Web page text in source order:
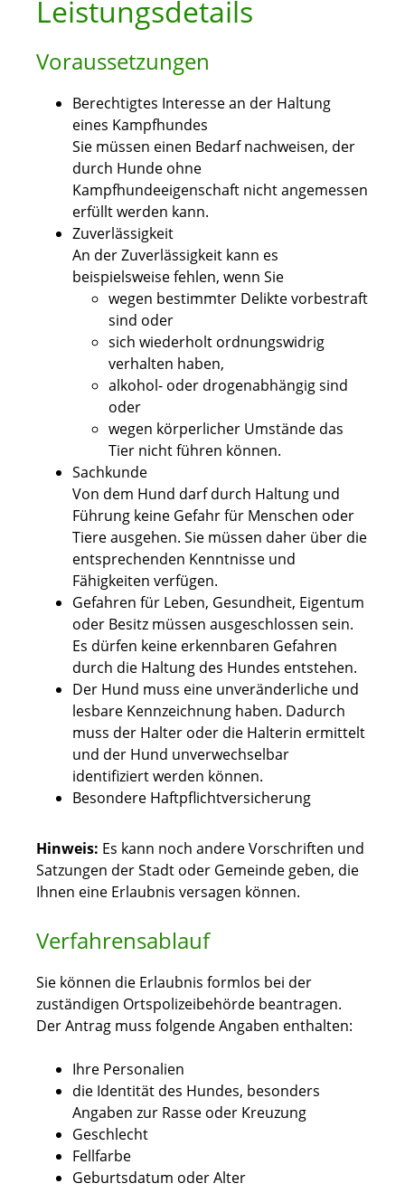
Leistungsdetails
Voraussetzungen
Berechtigtes Interesse an der Haltung
eines Kampfhundes
Sie müssen einen Bedarf nachweisen, der
durch Hunde ohne
Kampfhundeeigenschaft nicht angemessen
erfüllt werden kann.
Zuverlässigkeit
An der Zuverlässigkeit kann es
beispielsweise fehlen, wenn Sie
wegen bestimmter Delikte vorbestraft
sind oder
sich wiederholt ordnungswidrig
verhalten haben,
alkohol- oder drogenabhängig sind
oder
wegen körperlicher Umstände das
Tier nicht führen können.
Sachkunde
Von dem Hund darf durch Haltung und
Führung keine Gefahr für Menschen oder
Tiere ausgehen. Sie müssen daher über die
entsprechenden Kenntnisse und
Fähigkeiten verfügen.
Gefahren für Leben, Gesundheit, Eigentum
oder Besitz müssen ausgeschlossen sein.
Es dürfen keine erkennbaren Gefahren
durch die Haltung des Hundes entstehen.
Der Hund muss eine unveränderliche und
lesbare Kennzeichnung haben. Dadurch
muss der Halter oder die Halterin ermittelt
und der Hund unverwechselbar
identifiziert werden können.
Besondere Haftpflichtversicherung
Hinweis: Es kann noch andere Vorschriften und
Satzungen der Stadt oder Gemeinde geben, die
Ihnen eine Erlaubnis versagen können.
Verfahrensablauf
Sie können die Erlaubnis formlos bei der
zuständigen Ortspolizeibehörde beantragen.
Der Antrag muss folgende Angaben enthalten:
Ihre Personalien
die Identität des Hundes, besonders
Angaben zur Rasse oder Kreuzung
Geschlecht
Fellfarbe
Geburtsdatum oder Alter